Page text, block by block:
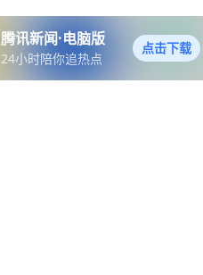
长杨志敏介绍，平素体质健
壮、常有口干咽燥等燥热表
现的人群，可将生藕榨汁饮
腾讯新闻·电脑版
24小时陪你追热点
点击下载